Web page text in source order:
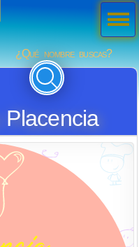
¿Qué nombre buscas?
Men
ú